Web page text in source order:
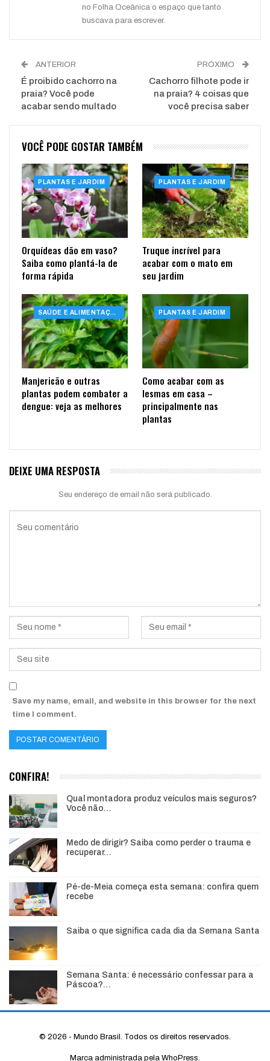
no Folha Oceânica o espaço que tanto
buscava para escrever.
ANTERIOR
É proibido cachorro na
praia? Você pode
acabar sendo multado
PRÓXIMO
Cachorro filhote pode ir
na praia? 4 coisas que
você precisa saber
VOCÊ PODE GOSTAR TAMBÉM
PLANTAS E JARDIM
Orquídeas dão em vaso?
Saiba como plantá-la de
forma rápida
PLANTAS E JARDIM
Truque incrível para
acabar com o mato em
seu jardim
SAÚDE E ALIMENTAÇÃO
Manjericão e outras
plantas podem combater a
dengue: veja as melhores
PLANTAS E JARDIM
Como acabar com as
lesmas em casa –
principalmente nas
plantas
DEIXE UMA RESPOSTA
Seu endereço de email não será publicado.
Save my name, email, and website in this browser for the next
time I comment.
CONFIRA!
Qual montadora produz veículos mais seguros?
Você não…
Medo de dirigir? Saiba como perder o trauma e
recuperar…
Pé-de-Meia começa esta semana: confira quem
recebe
Saiba o que significa cada dia da Semana Santa
Semana Santa: é necessário confessar para a
Páscoa?…
© 2026 - Mundo Brasil. Todos os direitos reservados.
Marca administrada pela WhoPress.